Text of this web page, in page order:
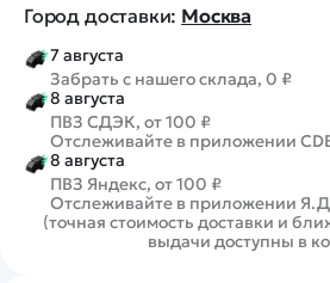
Город доставки: Москва
7 августа
Забрать с нашего склада, 0 ₽
8 августа
ПВЗ СДЭК, от 100 ₽
Отслеживайте в приложении
8 августа
ПВЗ Яндекс, от 100 ₽
Отслеживайте в приложении
(точная стоимость доставки и
выдачи доступны в